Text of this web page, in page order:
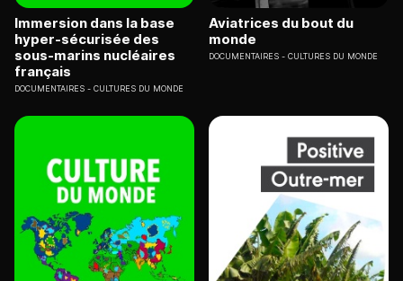
Immersion dans la base
hyper-sécurisée des
sous-marins nucléaires
français
DOCUMENTAIRES CULTURES DU MONDE
Aviatrices du bout du
monde
DOCUMENTAIRES CULTURES DU MONDE